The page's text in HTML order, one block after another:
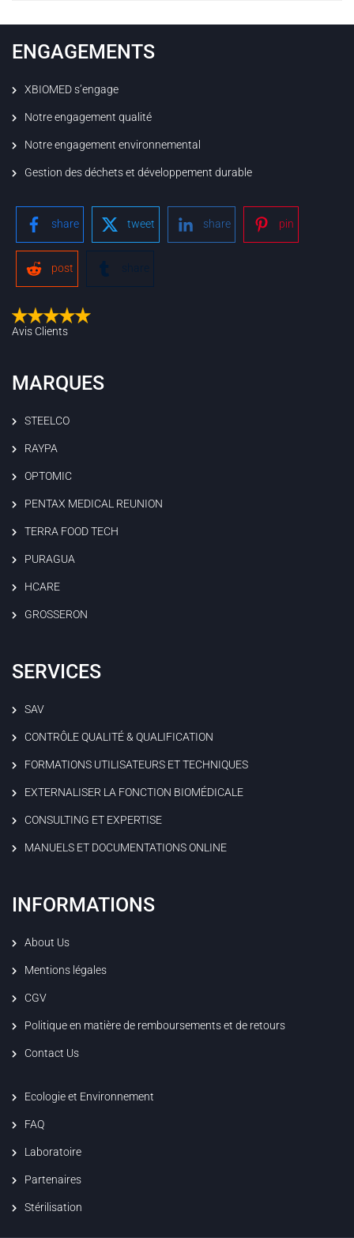
ENGAGEMENTS
XBIOMED s’engage
Notre engagement qualité
Notre engagement environnemental
Gestion des déchets et développement durable
share tweet share pin
post share
Avis Clients
MARQUES
STEELCO
RAYPA
OPTOMIC
PENTAX MEDICAL REUNION
TERRA FOOD TECH
PURAGUA
HCARE
GROSSERON
SERVICES
SAV
CONTRÔLE QUALITÉ & QUALIFICATION
FORMATIONS UTILISATEURS ET TECHNIQUES
EXTERNALISER LA FONCTION BIOMÉDICALE
CONSULTING ET EXPERTISE
MANUELS ET DOCUMENTATIONS ONLINE
INFORMATIONS
About Us
Mentions légales
CGV
Politique en matière de remboursements et de retours
Contact Us
Ecologie et Environnement
FAQ
Laboratoire
Partenaires
Stérilisation